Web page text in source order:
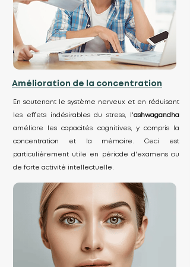
Amélioration de la concentration
En soutenant le système nerveux et en réduisant
les effets indésirables du stress, l'ashwagandha
améliore les capacités cognitives, y compris la
concentration et la mémoire. Ceci est
particulièrement utile en période d'examens ou
de forte activité intellectuelle.